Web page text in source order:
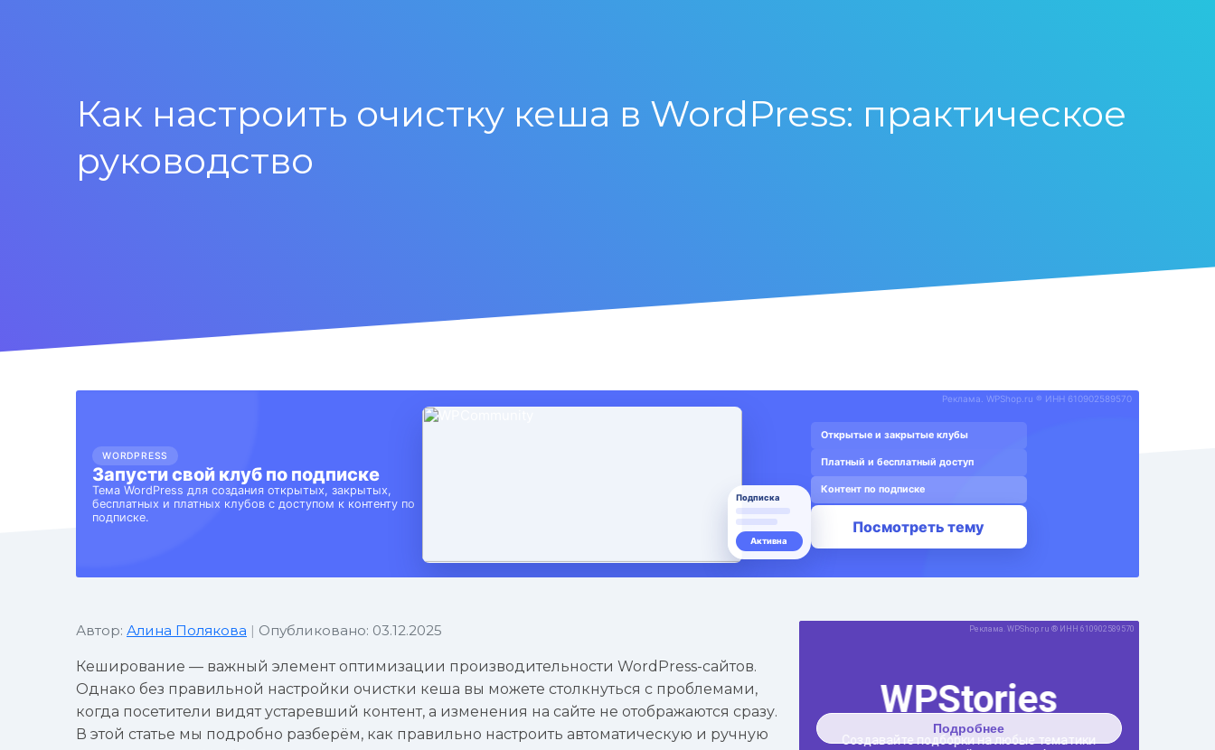
Как настроить очистку кеша в WordPress: практическое
руководство
Автор: Алина Полякова | Опубликовано: 03.12.2025
Кеширование — важный элемент оптимизации производительности WordPress-сайтов.
Однако без правильной настройки очистки кеша вы можете столкнуться с проблемами,
когда посетители видят устаревший контент, а изменения на сайте не отображаются сразу.
В этой статье мы подробно разберём, как правильно настроить автоматическую и ручную